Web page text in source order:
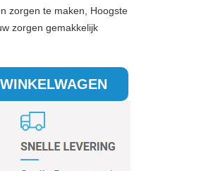
zorgen te maken, Hoogste
zorgen gemakkelijk